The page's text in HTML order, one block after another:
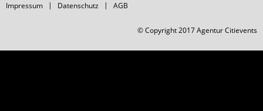
Impressum Datenschutz AGB
© Copyright 2017 Agentur Citievents